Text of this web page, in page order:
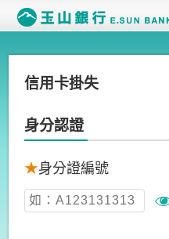
信用卡掛失
身分認證
★身分證編號